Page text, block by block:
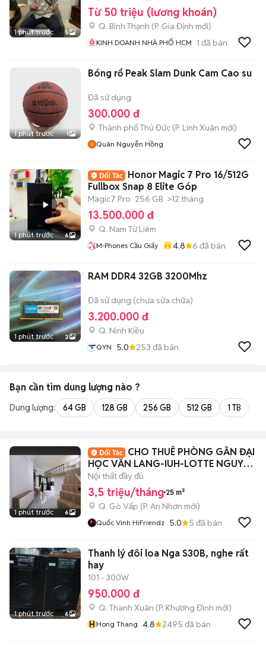
1 phút trước 5
Từ 50 triệu (lương khoán)
Q. Bình Thạnh (P. Gia Định mới)
KINH DOANH NHÀ PHỐ HCM 1 đã bán
1 phút trước 1
Bóng rổ Peak Slam Dunk Cam Cao su
Đã sử dụng
300.000 đ
Thành phố Thủ Đức (P. Linh Xuân mới)
Quân Nguyễn Hồng
1 phút trước 6
Honor Magic 7 Pro 16/512G
Fullbox Snap 8 Elite Góp
Magic7 Pro 256 GB >12 tháng
13.500.000 đ
Q. Nam Từ Liêm
M-Phones Cầu Giấy 4.8 6 đã bán
1 phút trước 2
RAM DDR4 32GB 3200Mhz
Đã sử dụng (chưa sửa chữa)
3.200.000 đ
Q. Ninh Kiều
QYN 5.0 253 đã bán
Bạn cần tìm dung lượng nào ?
Dung lượng: 64 GB 128 GB 256 GB 512 GB 1 TB
1 phút trước 6
CHO THUÊ PHÒNG GẦN ĐẠI
HỌC VĂN LANG-IUH-LOTTE NGUYỄN
VĂN LƯỢNG
Nội thất đầy đủ
3,5 triệu/tháng 25 m²
Q. Gò Vấp (P. An Nhơn mới)
Quốc Vinh HiFriendz 5.0 5 đã bán
1 phút trước 6
Thanh lý đôi loa Nga S30B, nghe rất
hay
101 - 300W
950.000 đ
Q. Thanh Xuân (P. Khương Đình mới)
HHong Thang 4.8 2495 đã bán